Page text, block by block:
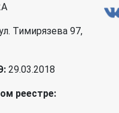
Тимирязева 97,
29.03.2018
реестре: